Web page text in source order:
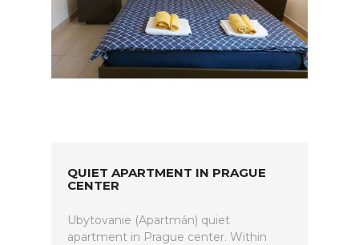
QUIET APARTMENT IN PRAGUE
CENTER
Ubytovanie (Apartmán) quiet
apartment in Prague center. Within